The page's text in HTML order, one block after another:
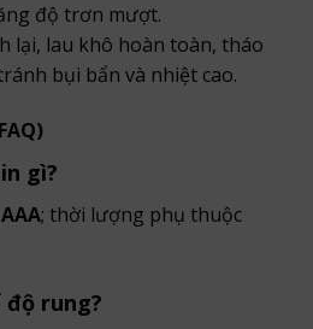
độ trơn mượt.
lại, lau khô hoàn toàn, tháo
bụi bẩn và nhiệt cao.
gì?
; thời lượng phụ thuộc
độ rung?